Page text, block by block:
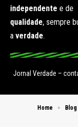
independente e de
qualidade, sempre
a verdade.
Jornal Verdade –
Home Blog